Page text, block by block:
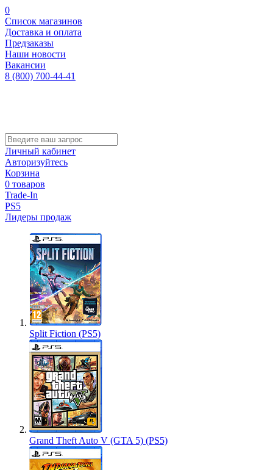
0
Список магазинов
Доставка и оплата
Предзаказы
Наши новости
Вакансии
8 (800) 700-44-41
Личный кабинет
Авторизуйтесь
Корзина
0 товаров
Trade-In
PS5
Лидеры продаж
Split Fiction (PS5)
Grand Theft Auto V (GTA 5) (PS5)